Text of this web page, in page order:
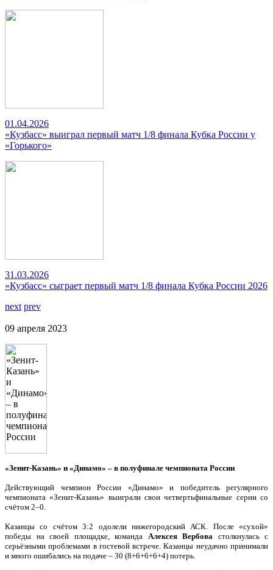
01.04.2026
«Кузбасс» выиграл первый матч 1/8 финала Кубка России у
«Горького»
31.03.2026
«Кузбасс» сыграет первый матч 1/8 финала Кубка России 2026
next prev
09 апреля 2023
«Зенит-Казань» и «Динамо» – в полуфинале чемпионата России
Действующий чемпион России «Динамо» и победитель регулярного
чемпионата «Зенит-Казань» выиграли свои четвертьфинальные серии со
счётом 2–0.
Казанцы со счётом 3:2 одолели нижегородский АСК. После «сухой»
победы на своей площадке, команда Алексея Вербова столкнулась с
серьёзными проблемами в гостевой встрече. Казанцы неудачно принимали
и много ошибались на подаче – 30 (8+6+6+6+4) потерь.